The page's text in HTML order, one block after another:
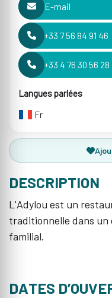
E-mail
+33 7 56 84 91 46
+33 4 76 30 56 28
Langues parlées
Fr
DESCRIPTION
L'Adylou est un
traditionnelle dans
familial.
DATES